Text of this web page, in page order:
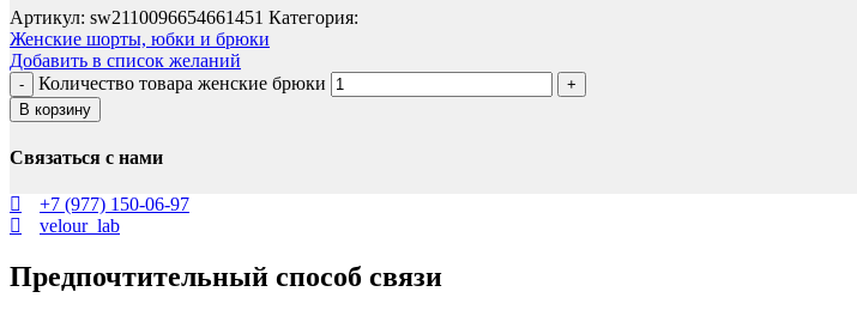
Артикул: sw2110096654661451 Категория:
Женские шорты, юбки и брюки
Добавить в список желаний
Количество товара женские брюки
В корзину
Связаться с нами
+7 (977) 150-06-97
velour_lab
Предпочтительный способ связи